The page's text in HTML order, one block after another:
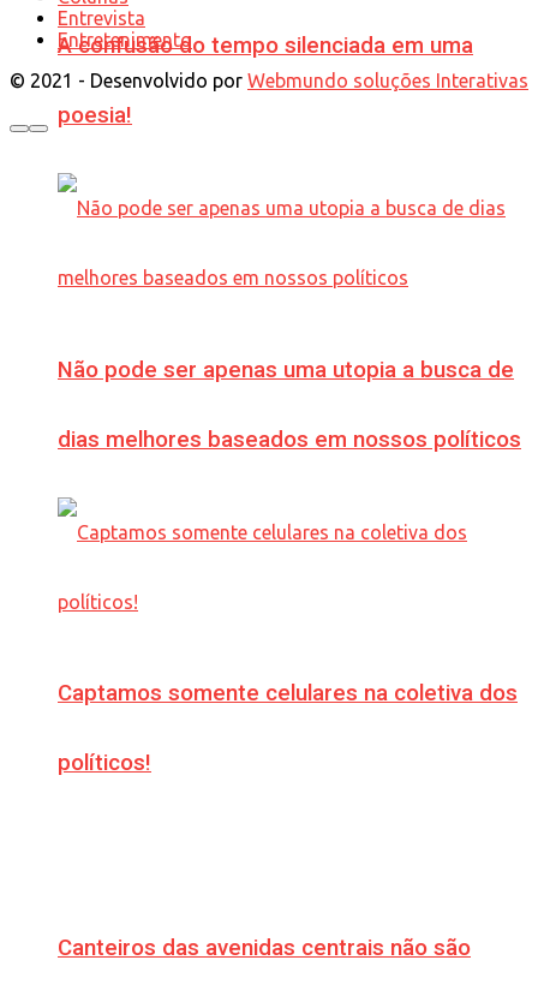
A confusão do tempo silenciada em uma
poesia!
Não pode ser apenas uma utopia a busca de
dias melhores baseados em nossos políticos
Captamos somente celulares na coletiva dos
políticos!
Canteiros das avenidas centrais não são
Entrevista
Entretenimento
© 2021 - Desenvolvido por Webmundo soluções Interativas